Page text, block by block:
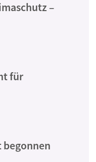
–
für
begonnen